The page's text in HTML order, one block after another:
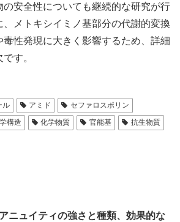
の安全性についても継続的な研究が行
、メトキシイミノ基部分の代謝的変換
毒性発現に大きく影響するため、詳細
す。
ル アミド
セファロスポリン
構造 化学物質 官能基
抗生物質
アニュイティの強さと種類、効果的な